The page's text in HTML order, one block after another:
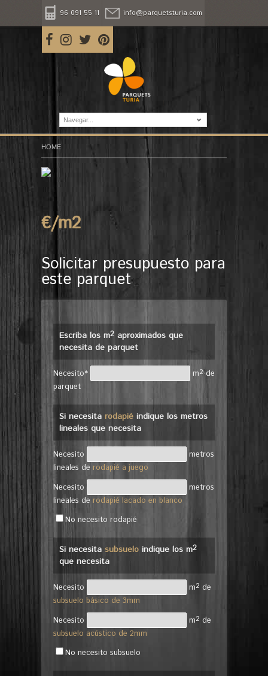
96 091 55 11 info@parquetsturia.com
Navegar...
HOME
€/m2
Solicitar presupuesto para
este parquet
Escriba los m2 aproximados que
necesita de parquet
Necesito* m2de
parquet
Si necesita rodapié indique los metros
lineales que necesita
Necesito
metros
lineales de rodapié a juego
Necesito
metros
lineales de rodapié lacado en blanco
No necesito rodapié
Si necesita subsuelo indique los m2
que necesita
Necesito m2 de
subsuelo básico de 3mm
Necesito
m2 de
subsuelo acústico de 2mm
No necesito subsuelo